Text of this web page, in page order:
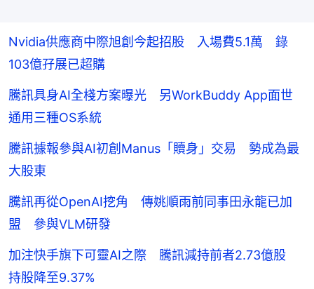
Nvidia供應商中際旭創今起招股 入場費5.1萬 錄
103億孖展已超購
騰訊具身AI全棧方案曝光 另WorkBuddy App面世
通用三種OS系統
騰訊據報參與AI初創Manus「贖身」交易 勢成為最
大股東
騰訊再從OpenAI挖角 傳姚順雨前同事田永龍已加
盟 參與VLM研發
加注快手旗下可靈AI之際 騰訊減持前者2.73億股
持股降至9.37%